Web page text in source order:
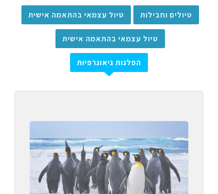
טיולים וחבילות טיול עצמאי בהתאמה אישית
טיול עצמאי בהתאמה אישית
הפלגות גיאוגרפיות